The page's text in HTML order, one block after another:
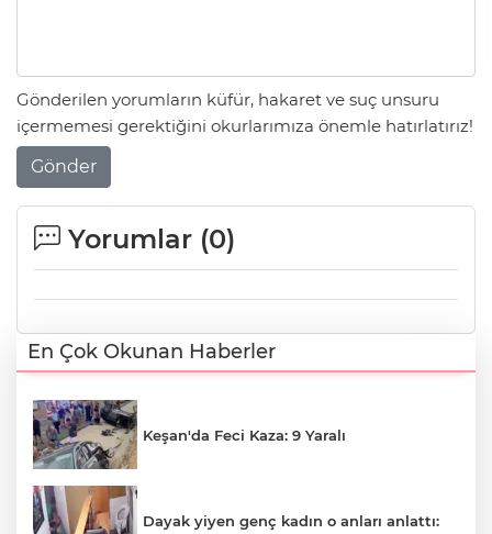
Gönderilen yorumların küfür, hakaret ve suç unsuru
içermemesi gerektiğini okurlarımıza önemle hatırlatırız!
Gönder
Yorumlar (0)
En Çok Okunan Haberler
Keşan'da Feci Kaza: 9 Yaralı
Dayak yiyen genç kadın o anları anlattı: